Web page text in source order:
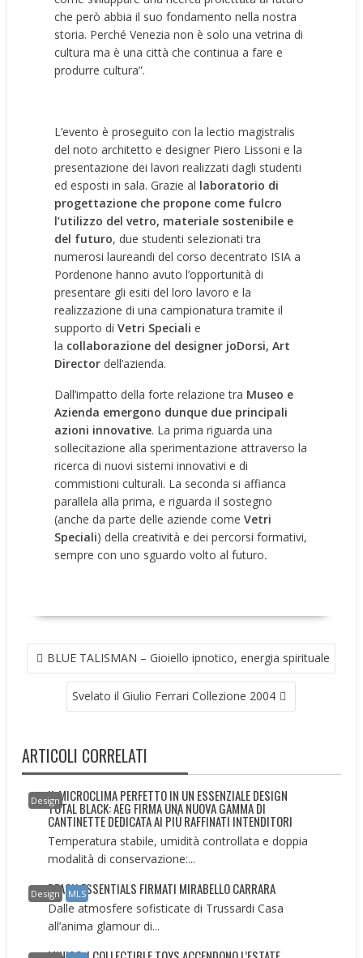
che però abbia il suo fondamento nella nostra
storia. Perché Venezia non è solo una vetrina di
cultura ma è una città che continua a fare e
produrre cultura”.
L’evento è proseguito con la lectio magistralis
del noto architetto e designer Piero Lissoni e la
presentazione dei lavori realizzati dagli studenti
ed esposti in sala. Grazie al laboratorio di
progettazione che propone come fulcro
l’utilizzo del vetro, materiale sostenibile e
del futuro, due studenti selezionati tra
numerosi laureandi del corso decentrato ISIA a
Pordenone hanno avuto l’opportunità di
presentare gli esiti del loro lavoro e la
realizzazione di una campionatura tramite il
supporto diVetri Specialie
la collaborazione del designer joDorsi, Art
Director dell’azienda.
Dall’impatto della forte relazione tra Museo e
Azienda emergono dunque due principali
azioni innovative. La prima riguarda una
sollecitazione alla sperimentazione attraverso la
ricerca di nuovi sistemi innovativi e di
commistioni culturali. La seconda si affianca
parallela alla prima, e riguarda il sostegno
(anche da parte delle aziende comeVetri
Speciali) della creatività e dei percorsi formativi,
sempre con uno sguardo volto al futuro.
NAVIGAZIONE
ARTICOLI
BLUE TALISMAN – Gioiello ipnotico, energia spirituale
Svelato il Giulio Ferrari Collezione 2004
ARTICOLI CORRELATI
DesignIL MICROCLIMA PERFETTO IN UN ESSENZIALE DESIGN
TOTAL BLACK: AEG FIRMA UNA NUOVA GAMMA DI
CANTINETTE DEDICATA AI PIÙ RAFFINATI INTENDITORI
Temperatura stabile, umidità controllata e doppia
modalità di conservazione:...
Design MLS
BEACH ESSENTIALS FIRMATI MIRABELLO CARRARA
Dalle atmosfere sofisticate di Trussardi Casa
all’anima glamour di...